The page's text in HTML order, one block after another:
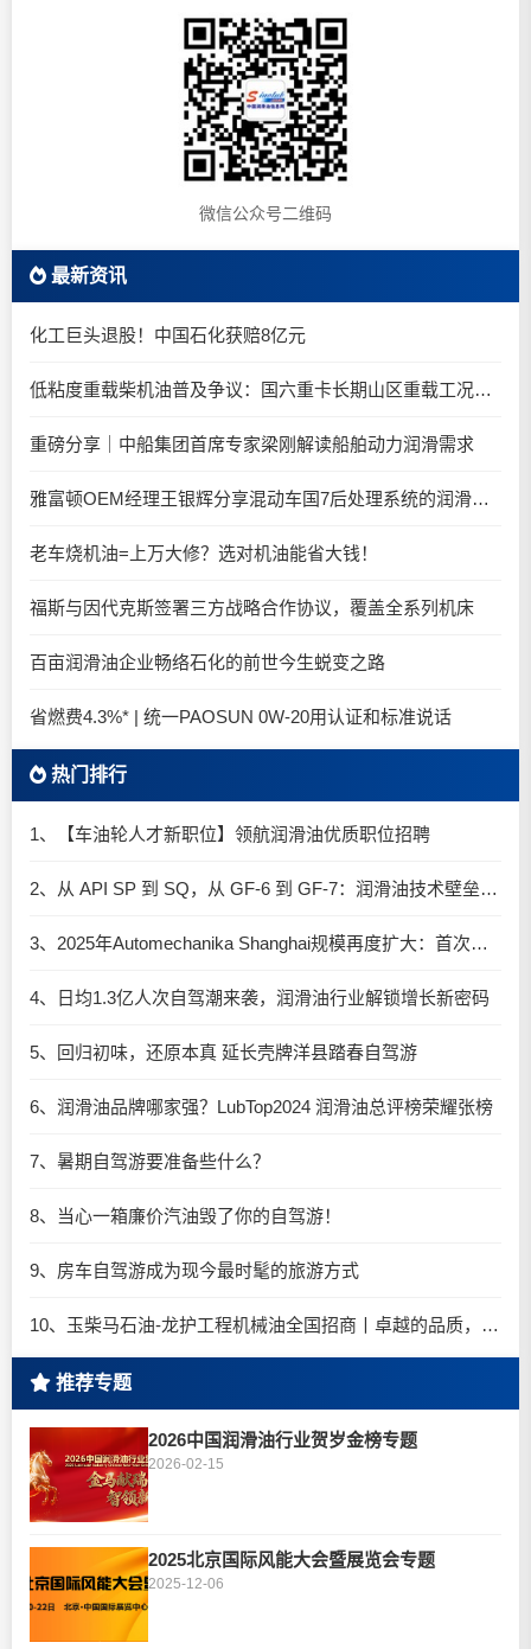
微信公众号二维码
最新资讯
化工巨头退股！中国石化获赔8亿元
低粘度重载柴机油普及争议：国六重卡长期山区重载工况是否适合0W-20柴油机油？
重磅分享｜中船集团首席专家梁刚解读船舶动力润滑需求
雅富顿OEM经理王银辉分享混动车国7后处理系统的润滑油要求
老车烧机油=上万大修？选对机油能省大钱！
福斯与因代克斯签署三方战略合作协议，覆盖全系列机床
百亩润滑油企业畅络石化的前世今生蜕变之路
省燃费4.3%* | 统一PAOSUN 0W-20用认证和标准说话
热门排行
1、【车油轮人才新职位】领航润滑油优质职位招聘
2、从 API SP 到 SQ，从 GF-6 到 GF-7：润滑油技术壁垒再升高，你准备好了吗？
3、2025年Automechanika Shanghai规模再度扩大：首次启用国家会展中心（上海）全部15个展馆
4、日均1.3亿人次自驾潮来袭，润滑油行业解锁增长新密码​
5、回归初味，还原本真 延长壳牌洋县踏春自驾游
6、润滑油品牌哪家强？LubTop2024 润滑油总评榜荣耀张榜
7、暑期自驾游要准备些什么？
8、当心一箱廉价汽油毁了你的自驾游！
9、房车自驾游成为现今最时髦的旅游方式
10、玉柴马石油-龙护工程机械油全国招商丨卓越的品质，专业的品牌！
推荐专题
2026中国润滑油行业贺岁金榜专题
2026-02-15
2025北京国际风能大会暨展览会专题
2025-12-06